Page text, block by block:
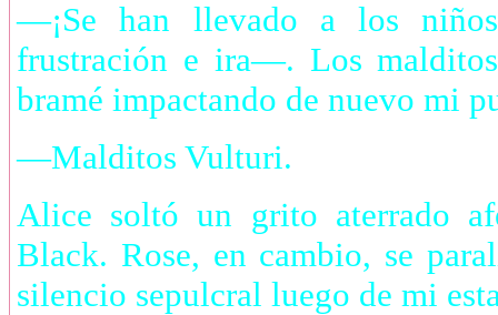
—¡Se han llevado a los
frustración e ira—. Los
bramé impactando de nuevo mi
—Malditos Vulturi.
Alice soltó un grito aterrado
Black. Rose, en cambio, se
silencio sepulcral luego de mi